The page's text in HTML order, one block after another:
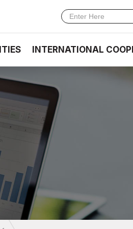
INTERNATIONAL